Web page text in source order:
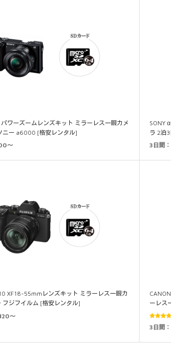
ワーズームレンズキット ミラーレス一眼カメ
ニー a6000 [格安レンタル]
～
SONY
ラ 2泊
3日間
XF18-55mmレンズキット ミラーレス一眼カ
フジフイルム [格安レンタル]
～
ーレス
5段階中
3日間